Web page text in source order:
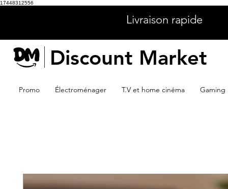
17448312556
Livraison rapide
Discount Market
Promo Électroménager T.V et home cinéma Gaming